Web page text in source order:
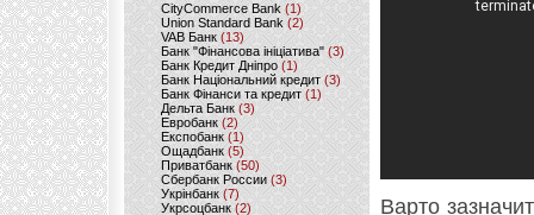
CityCommerce Bank (1)
Union Standard Bank (2)
VAB Банк (13)
Банк "Фінансова ініціатива" (3)
Банк Кредит Дніпро (1)
Банк Національний кредит (3)
Банк Фінанси та кредит (1)
Дельта Банк (3)
Евробанк(2)
Експобанк (1)
Ощадбанк(5)
Приватбанк (50)
Сбербанк России (3)
Укрінбанк(7)
Укрсоцбанк (2)
Варто